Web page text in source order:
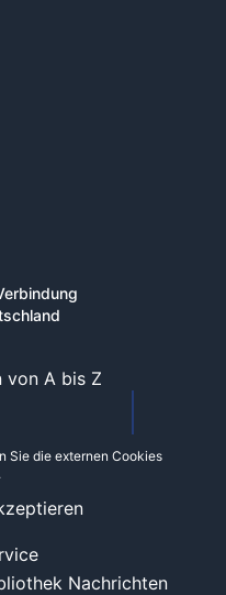
Nachrichten
von A bis Z
Sie die externen Cookies